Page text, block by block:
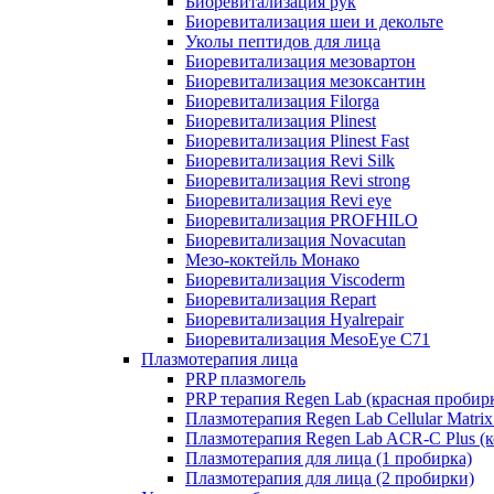
Биоревитализация шеи и декольте
Уколы пептидов для лица
Биоревитализация мезовартон
Биоревитализация мезоксантин
Биоревитализация Filorga
Биоревитализация Plinest
Биоревитализация Plinest Fast
Биоревитализация Revi Silk
Биоревитализация Revi strong
Биоревитализация Revi eye
Биоревитализация PROFHILO
Биоревитализация Novacutan
Мезо-коктейль Монако
Биоревитализация Viscoderm
Биоревитализация Repart
Биоревитализация Hyalrepair
Биоревитализация MesoEye C71
Плазмотерапия лица
PRP плазмогель
PRP терапия Regen Lab (красная
Плазмотерапия Regen Lab Cellular
Плазмотерапия Regen Lab ACR-C Plus
Плазмотерапия для лица (1 пробирка)
Плазмотерапия для лица (2 пробирки)